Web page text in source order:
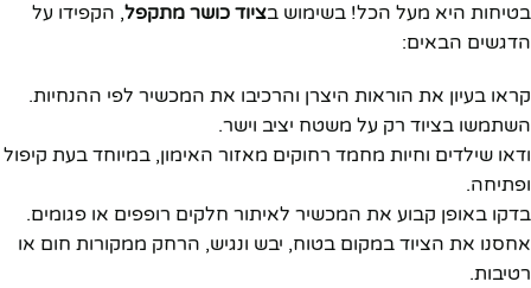
בטיחות היא מעל הכל! בשימוש בציוד כושר מתקפל, הקפידו על
הדגשים הבאים:
קראו בעיון את הוראות היצרן והרכיבו את המכשיר לפי ההנחיות.
השתמשו בציוד רק על משטח יציב וישר.
ודאו שילדים וחיות מחמד רחוקים מאזור האימון, במיוחד בעת קיפול
ופתיחה.
בדקו באופן קבוע את המכשיר לאיתור חלקים רופפים או פגומים.
אחסנו את הציוד במקום בטוח, יבש ונגיש, הרחק ממקורות חום או
רטיבות.